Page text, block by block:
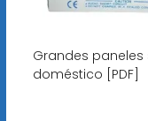
Grandes
doméstico [PDF]